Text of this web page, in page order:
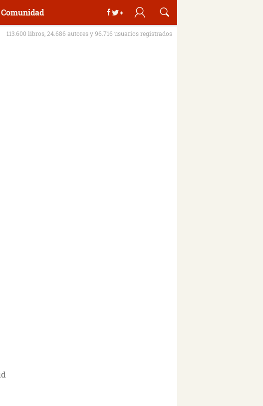
Comunidad
113.600 libros, 24.686 autores y 96.716 usuarios registrados